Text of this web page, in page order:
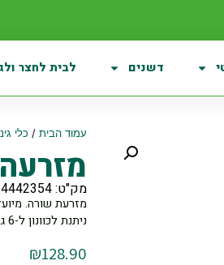
דשנים לבית לחצר
עמוד הבית / כלי
מזרעה EA-M WOLF
מק"ט: 4442354
מזרעת שורה.
ניתנת לכוונון ל-6 גדלי זרעים עד לגודל אפונה
₪128.90